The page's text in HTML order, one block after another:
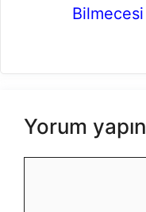
Bilmecesi
Yorum yapın